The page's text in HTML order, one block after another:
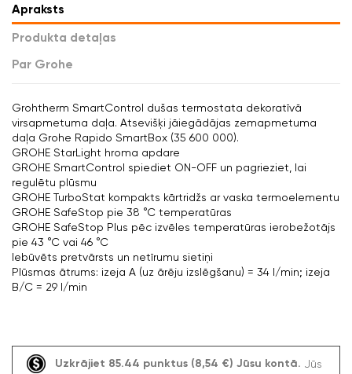
Apraksts
Produkta detaļas
Par Grohe
Grohtherm SmartControl dušas termostata dekoratīvā
virsapmetuma daļa. Atsevišķi jāiegādājas zemapmetuma
daļa Grohe Rapido SmartBox (35 600 000).
GROHE StarLight hroma apdare
GROHE SmartControl spiediet ON-OFF un pagrieziet, lai
regulētu plūsmu
GROHE TurboStat kompakts kārtridžs ar vaska termoelementu
GROHE SafeStop pie 38 °C temperatūras
GROHE SafeStop Plus pēc izvēles temperatūras ierobežotājs
pie 43 °C vai 46 °C
Iebūvēts pretvārsts un netīrumu sietiņi
Plūsmas ātrums: izeja A (uz ārēju izslēgšanu) = 34 l/min; izeja
B/C = 29 l/min
Uzkrājiet 85.44 punktus (8,54 €) Jūsu kontā. Jūs